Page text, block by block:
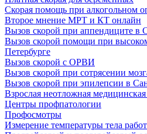
Скорая помощь при алкогольном
Второе мнение МРТ и КТ онлайн
Вызов скорой при аппендиците в
Вызов скорой помощи при
Петербурге
Вызов скорой с ОРВИ
Вызов скорой при сотрясении
Вызов скорой при эпилепсии в
Взрослая неотложная
Центры профпатологии
Профосмотры
Измерение температуры тела